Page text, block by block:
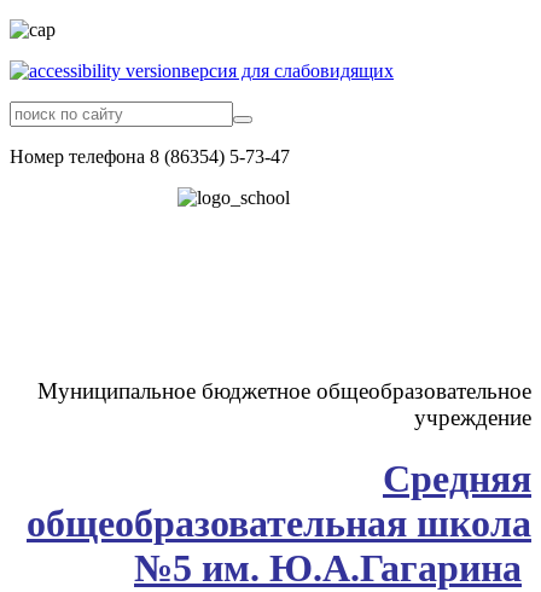
версия для слабовидящих
Номер телефона 8 (86354) 5-73-47
Муниципальное бюджетное общеобразовательное
учреждение
Средняя
общеобразовательная школа
№5 им. Ю.А.Гагарина